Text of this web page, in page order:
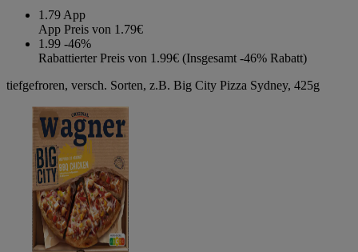
1.79 App
App Preis von 1.79€
1.99 -46%
Rabattierter Preis von 1.99€ (Insgesamt -46% Rabatt)
tiefgefroren, versch. Sorten, z.B. Big City Pizza Sydney, 425g